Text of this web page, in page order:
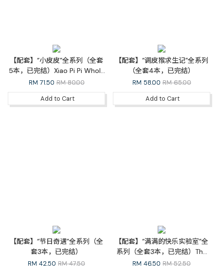
【配套】“小皮皮”全系列（全套
5本，已完结）Xiao Pi Pi Whole
Series
RM 71.50 RM 80.00
Add to Cart
【配套】“调皮猴求生记”全系列
（全套4本，已完结）
RM 58.00 RM 65.00
Add to Cart
【配套】“节日奇遇”全系列（全
套3本，已完结）
RM 42.50 RM 47.50
【配套】“满满的快乐实验室”全
系列（全套3本，已完结）The
Happiness Lab Whole Series
RM 46.50 RM 52.50